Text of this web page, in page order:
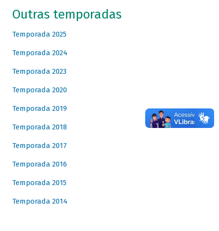
Outras temporadas
Temporada 2025
Temporada 2024
Temporada 2023
Temporada 2020
Temporada 2019
Temporada 2018
Temporada 2017
Temporada 2016
Temporada 2015
Temporada 2014